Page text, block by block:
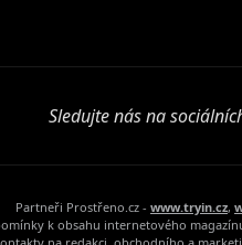
Sledujte nás na
Partneři Prostřeno.cz - www.tryin.cz,
k obsahu internetového